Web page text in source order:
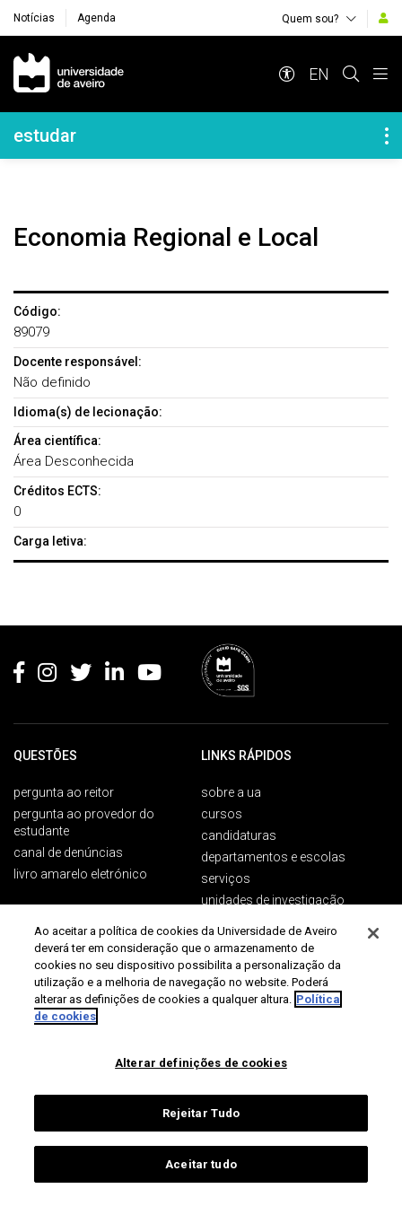
Notícias Agenda Quem sou?
Navegação Principal
EN
Navegação Lateral
estudar
Economia Regional e Local
Código:
89079
Docente responsável:
Não definido
Idioma(s) de lecionação:
Área científica:
Área Desconhecida
Créditos ECTS:
0
Carga letiva:
QUESTÕES
pergunta ao reitor
pergunta ao provedor do
estudante
canal de denúncias
livro amarelo eletrónico
LINKS RÁPIDOS
sobre a ua
cursos
candidaturas
departamentos e escolas
serviços
unidades de investigação
PÚBLICOS
futuros estudantes
estudantes internacionais
sociedade
comunicação e media
CONTACTOS
Portugal
+351 234 370 200
Ao aceitar a política de cookies da Universidade de Aveiro
deverá ter em consideração que o armazenamento de
cookies no seu dispositivo possibilita a personalização da
utilização e a melhoria de navegação no website. Poderá
alterar as definições de cookies a qualquer altura. Política
de cookies
Alterar definições de cookies
Rejeitar Tudo
Aceitar tudo